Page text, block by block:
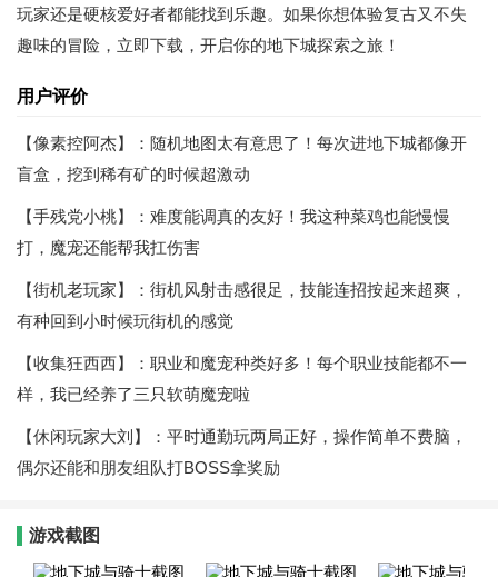
玩家还是硬核爱好者都能找到乐趣。如果你想体验复古又不失
趣味的冒险，立即下载，开启你的地下城探索之旅！
用户评价
【像素控阿杰】：随机地图太有意思了！每次进地下城都像开
盲盒，挖到稀有矿的时候超激动
【手残党小桃】：难度能调真的友好！我这种菜鸡也能慢慢
打，魔宠还能帮我扛伤害
【街机老玩家】：街机风射击感很足，技能连招按起来超爽，
有种回到小时候玩街机的感觉
【收集狂西西】：职业和魔宠种类好多！每个职业技能都不一
样，我已经养了三只软萌魔宠啦
【休闲玩家大刘】：平时通勤玩两局正好，操作简单不费脑，
偶尔还能和朋友组队打BOSS拿奖励
游戏截图